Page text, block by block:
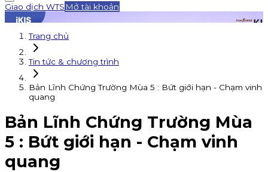
Giao dịch WTS Mở tài khoản
Trang chủ
Tin tức & chương trình
Bản Lĩnh Chứng Trường Mùa 5 : Bứt giới hạn - Chạm vinh
quang
Bản Lĩnh Chứng Trường Mùa
5 : Bứt giới hạn - Chạm vinh
quang